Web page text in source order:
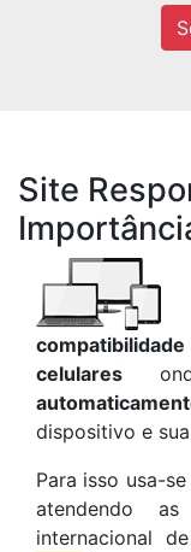
Site
celulares
dispositivo e
Para isso usa-
atendendo
internacional